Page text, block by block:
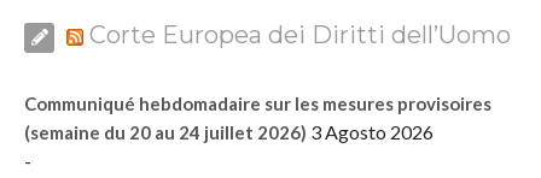
Corte Europea dei Diritti dell’Uomo
Communiqué hebdomadaire sur les mesures provisoires
(semaine du 20 au 24 juillet 2026) 3 Agosto 2026
-